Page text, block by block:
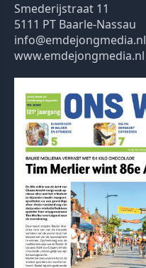
Smederijstraat 11
5111 PT Baarle-Nassau
info@emdejongmedia.nl
www.emdejongmedia.nl